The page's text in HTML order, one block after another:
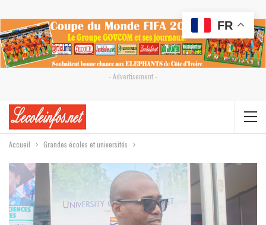
- Advertisement -
Accueil Grandes écoles et universités
FR